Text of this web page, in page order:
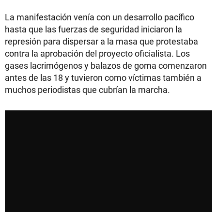
La manifestación venía con un desarrollo pacífico
hasta que las fuerzas de seguridad iniciaron la
represión para dispersar a la masa que protestaba
contra la aprobación del proyecto oficialista. Los
gases lacrimógenos y balazos de goma comenzaron
antes de las 18 y tuvieron como víctimas también a
muchos periodistas que cubrían la marcha.